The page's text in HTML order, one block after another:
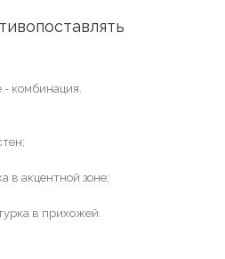
комбинация.
акцентной зоне;
в прихожей.